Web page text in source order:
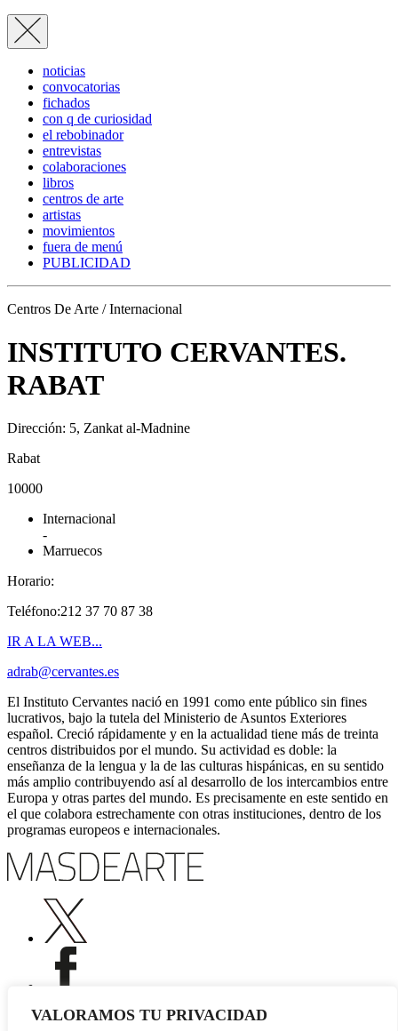
VALORAMOS TU PRIVACIDAD
noticias
convocatorias
fichados
con q de curiosidad
el rebobinador
entrevistas
colaboraciones
libros
centros de arte
artistas
movimientos
fuera de menú
PUBLICIDAD
Centros De Arte / Internacional
INSTITUTO CERVANTES.
RABAT
Dirección: 5, Zankat al-Madnine
Rabat
10000
Internacional
-
Marruecos
Horario:
Teléfono:212 37 70 87 38
IR A LA WEB...
adrab@cervantes.es
El Instituto Cervantes nació en 1991 como ente público sin fines
lucrativos, bajo la tutela del Ministerio de Asuntos Exteriores
español. Creció rápidamente y en la actualidad tiene más de treinta
centros distribuidos por el mundo. Su actividad es doble: la
enseñanza de la lengua y la de las culturas hispánicas, en su sentido
más amplio contribuyendo así al desarrollo de los intercambios entre
Europa y otras partes del mundo. Es precisamente en este sentido en
el que colabora estrechamente con otras instituciones, dentro de los
programas europeos e internacionales.